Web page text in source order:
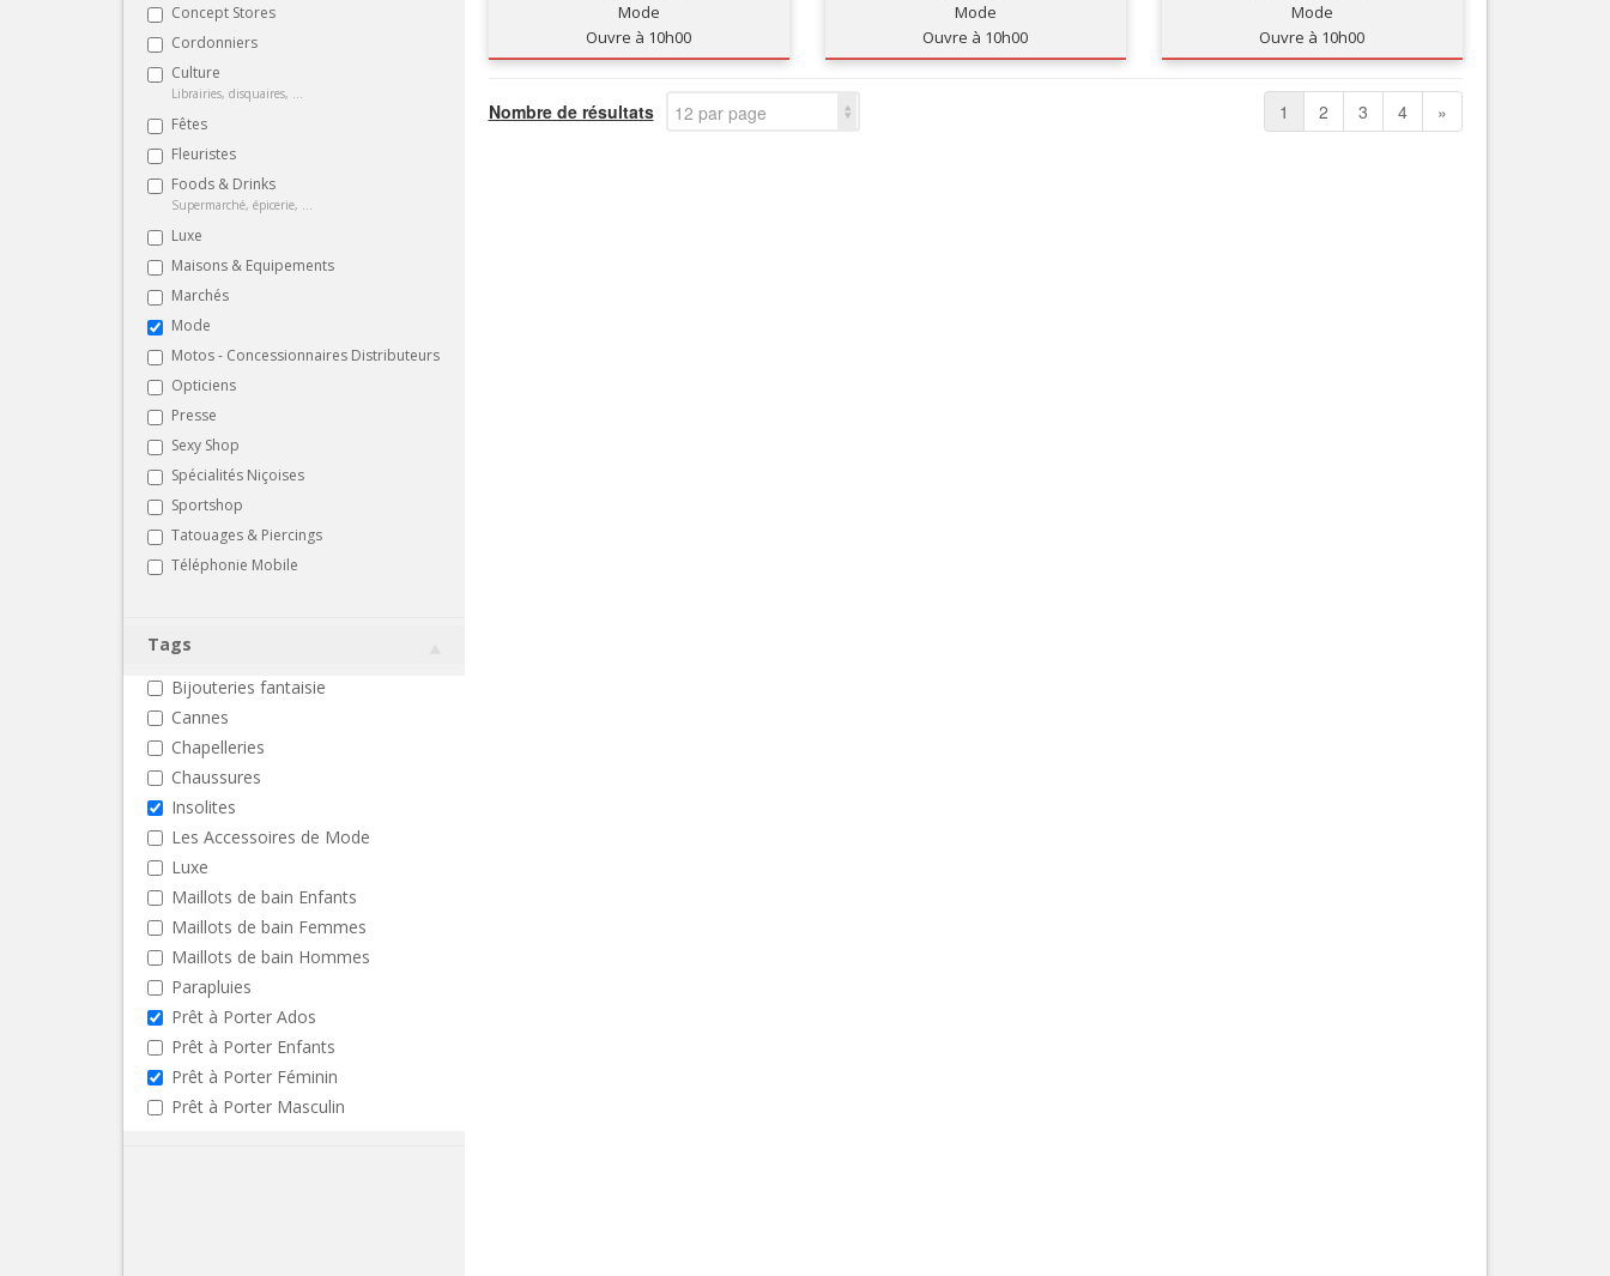
Concept Stores
Cordonniers
Culture
Librairies, disquaires, ...
Fêtes
Fleuristes
Foods & Drinks
Supermarché, épicerie, ...
Luxe
Maisons & Equipements
Marchés
Mode
Motos - Concessionnaires Distributeurs
Opticiens
Presse
Sexy Shop
Spécialités Niçoises
Sportshop
Tatouages & Piercings
Téléphonie Mobile
Tags
Bijouteries fantaisie
Cannes
Chapelleries
Chaussures
Insolites
Les Accessoires de Mode
Luxe
Maillots de bain Enfants
Maillots de bain Femmes
Maillots de bain Hommes
Parapluies
Prêt à Porter Ados
Prêt à Porter Enfants
Prêt à Porter Féminin
Prêt à Porter Masculin
Mode
Ouvre à 10h00
Mode
Ouvre à 10h00
Mode
Ouvre à 10h00
Nombre de résultats 12 par page 1 2 3 4 »